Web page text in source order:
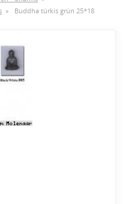
» Buddha türkis grün 25*18